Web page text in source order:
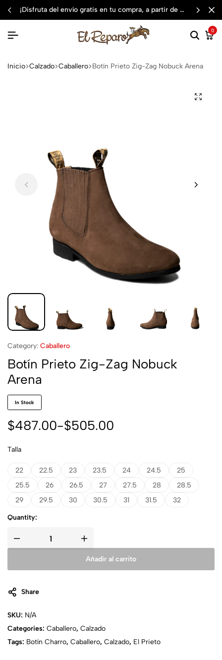
¡disfruta del envío gratis en tu compra, a partir de $3,000 mxn
0
Inicio Calzado Caballero Botín Prieto Zig-Zag Nobuck Arena
Category: Caballero
Botín Prieto Zig-Zag Nobuck
Arena
In Stock
$487.00-$505.00
Talla
22 22.5 23 23.5 24 24.5
25
25.5
26 26.5 27 27.5 28
28.5
29
29.5 30 30.5 31 31.5 32
Quantity:
Añadir al carrito
Share
SKU: N/A
Categories: Caballero, Calzado
Tags: Botín Charro, Caballero, Calzado, El Prieto